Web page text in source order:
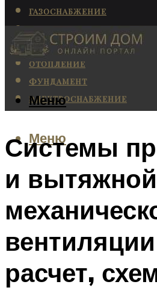
ГАЗОСНАБЖЕНИЕ
КАНАЛИЗАЦИЯ
КОНДИЦИОНИРОВАНИЕ
ОТОПЛЕНИЕ
ФУНДАМЕНТ
ЭЛЕКТРОСНАБЖЕНИЕ
Меню
Меню
Системы
и вытяжной
расчет,